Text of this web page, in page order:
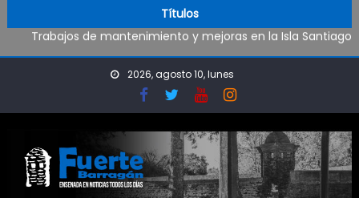
Títulos
Trabajos de mantenimiento y mejoras en la Isla Santiago
Pueblo Nuevo suma boxeo y artes marciales
Al fin Defensores pudo reencontrarse con el triunfo
2026, agosto 10, lunes